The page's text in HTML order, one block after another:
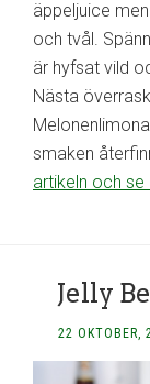
äppeljuice
och tvål.
är hyfsat vild
Nästa
smaken
artikeln och se
Jelly
22 OKTOBER,